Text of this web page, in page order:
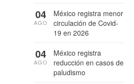
México registra menor
circulación de Covid-
19 en 2026
04
AGO
México registra
reducción en casos de
paludismo
04
AGO